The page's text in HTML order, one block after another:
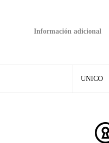
Información adicional
UNICO